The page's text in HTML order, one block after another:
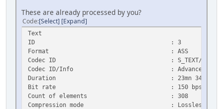
These are already processed by you?
Code Select Expand
Text
ID : 3
Format : ASS
Codec ID : S_TEXT/ASS
Codec ID/Info : Advanced Sub
Duration : 23mn 34s
Bit rate : 150 bps
Count of elements : 308
Compression mode : Lossless